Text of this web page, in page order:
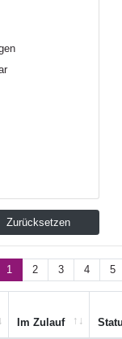
Zurücksetzen
1 2 3 4 5
Im Zulauf